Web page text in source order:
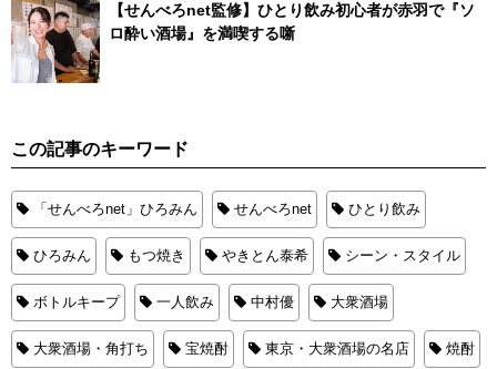
【せんべろnet監修】ひとり飲み初心者が赤羽で『ソ
ロ酔い酒場』を満喫する噺
この記事のキーワード
「せんべろnet」ひろみん せんべろnet ひとり飲み
ひろみん もつ焼き やきとん泰希 シーン・スタイル
ボトルキープ 一人飲み 中村優 大衆酒場
大衆酒場・角打ち 宝焼酎 東京・大衆酒場の名店 焼酎